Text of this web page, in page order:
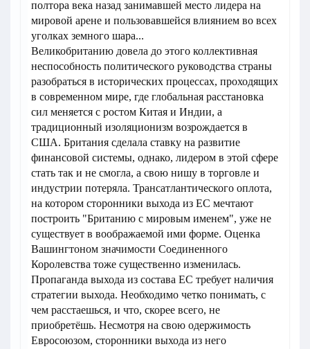
полтора века назад занимавшей место лидера на
мировой арене и пользовавшейся влиянием во всех
уголках земного шара...
Великобританию довела до этого коллективная
неспособность политического руководства страны
разобраться в исторических процессах, проходящих
в современном мире, где глобальная расстановка
сил меняется с ростом Китая и Индии, а
традиционный изоляционизм возрождается в
США. Британия сделала ставку на развитие
финансовой системы, однако, лидером в этой сфере
стать так и не смогла, а свою нишу в торговле и
индустрии потеряла. Трансатлантического оплота,
на котором сторонники выхода из ЕС мечтают
построить "Британию с мировым именем", уже не
существует в воображаемой ими форме. Оценка
Вашингтоном значимости Соединенного
Королевства тоже существенно изменилась.
Пропаганда выхода из состава ЕС требует наличия
стратегии выхода. Необходимо четко понимать, с
чем расстаешься, и что, скорее всего, не
приобретёшь. Несмотря на свою одержимость
Евросоюзом, сторонники выхода из него